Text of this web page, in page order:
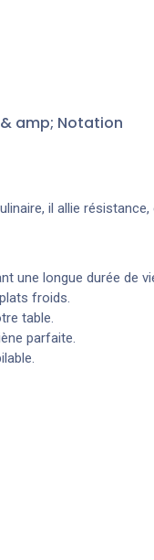
amp; Notation
il allie résistance,
une longue durée de
froids.
table.
parfaite.